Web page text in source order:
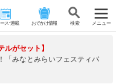
ス･連載 おでかけ情報 検 索 メニュー
ルがセット】
「みなとみらいフェスティバ